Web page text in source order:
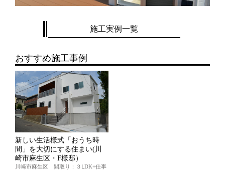
施工実例一覧
おすすめ施工事例
新しい生活様式「おうち時
間」を大切にする住まい(川
崎市麻生区・F様邸）
川崎市麻生区 間取り：３ⅬDK+仕事